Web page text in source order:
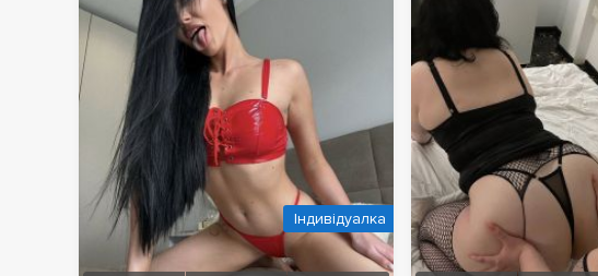
Індивідуалка